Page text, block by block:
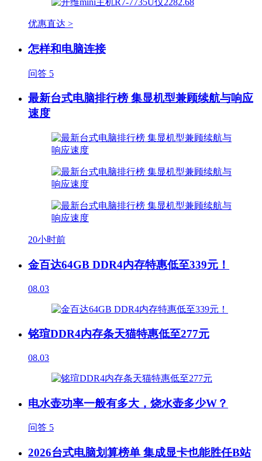
优惠直达 >
怎样和电脑连接
问答 5
最新台式电脑排行榜 集显机型兼顾续航与响应
速度
20小时前
金百达64GB DDR4内存特惠低至339元！
08.03
铭瑄DDR4内存条天猫特惠低至277元
08.03
电水壶功率一般有多大，烧水壶多少W？
问答 5
2026台式电脑划算榜单 集成显卡也能胜任B站